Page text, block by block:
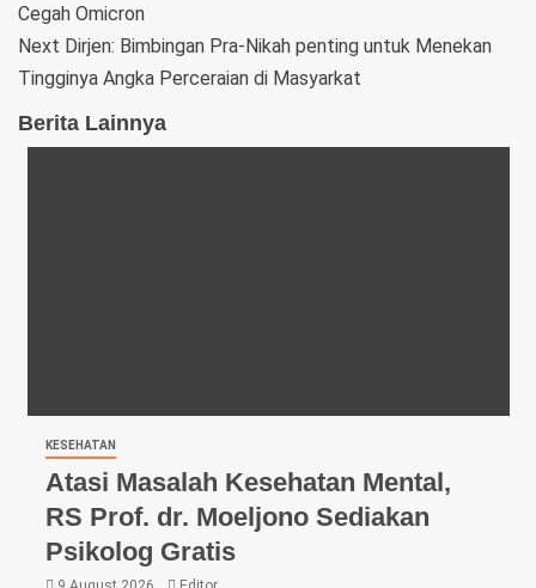
Cegah Omicron
Next Dirjen: Bimbingan Pra-Nikah penting untuk Menekan
Tingginya Angka Perceraian di Masyarkat
Berita Lainnya
KESEHATAN
Atasi Masalah Kesehatan Mental,
RS Prof. dr. Moeljono Sediakan
Psikolog Gratis